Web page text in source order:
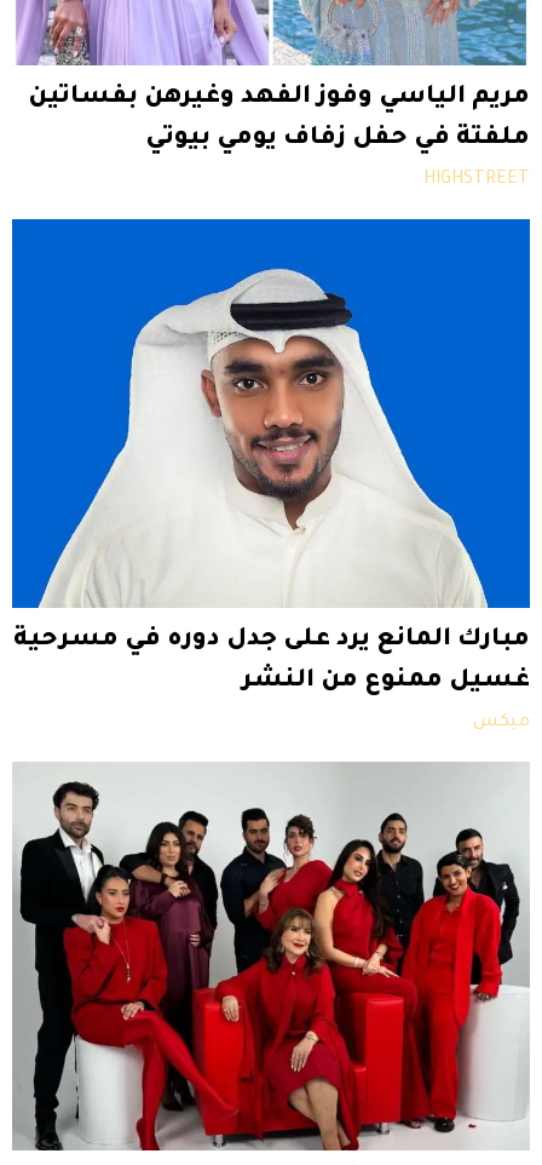
مريم الياسي وفوز الفهد وغيرهن بفساتين
ملفتة في حفل زفاف يومي بيوتي
HIGHSTREET
مبارك المانع يرد على جدل دوره في مسرحية
غسيل ممنوع من النشر
ميكس